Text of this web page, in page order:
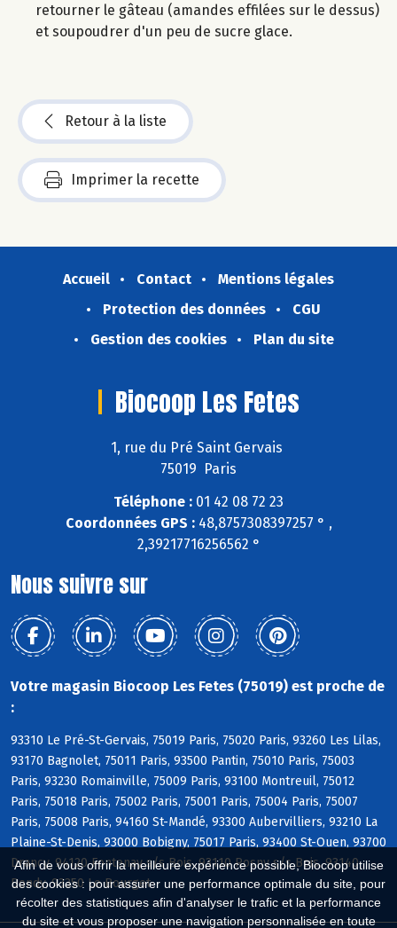
Afin de vous offrir la meilleure expérience possible, Biocoop utilise
des cookies : pour assurer une performance optimale du site, pour
récolter des statistiques afin d'analyser le trafic et la performance
du site et vous proposer une navigation personnalisée en toute
retourner le gâteau (amandes effilées sur le dessus)
et soupoudrer d'un peu de sucre glace.
Retour à la liste
Imprimer la recette
Accueil Contact
Mentions légales
Protection des données
CGU
Gestion des cookies
Plan du site
Biocoop Les Fetes
1, rue du Pré Saint Gervais
75019 Paris
Téléphone : 01 42 08 72 23
Coordonnées GPS :48,8757308397257 ° ,
2,39217716256562 °
Nous suivre sur
Votre magasin Biocoop Les Fetes (75019) est proche de
:
93310 Le Pré-St-Gervais, 75019 Paris, 75020 Paris, 93260 Les Lilas,
93170 Bagnolet, 75011 Paris, 93500 Pantin, 75010 Paris, 75003
Paris, 93230 Romainville, 75009 Paris, 93100 Montreuil, 75012
Paris, 75018 Paris, 75002 Paris, 75001 Paris, 75004 Paris, 75007
Paris, 75008 Paris, 94160 St-Mandé, 93300 Aubervilliers, 93210 La
Plaine-St-Denis, 93000 Bobigny, 75017 Paris, 93400 St-Ouen, 93700
Drancy, 94120 Fontenay s/s Bois, 93110 Rosny s/s Bois, 93140
Bondy, 93350 Le Bourget